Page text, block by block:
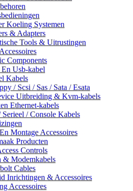
Koeling Systemen
& Adapters
Tools & Uitrustingen
Components
Usb-kabel
Kabels
/ Scsi / Sas / Sata / Esata
Uitbreiding & Kvm-kabels
Ethernet-kabels
Serieel / Console Kabels
Montage Accessoires
Producten
Controls
& Modemkabels
Cables
Inrichtingen & Accessoires
Accessoires